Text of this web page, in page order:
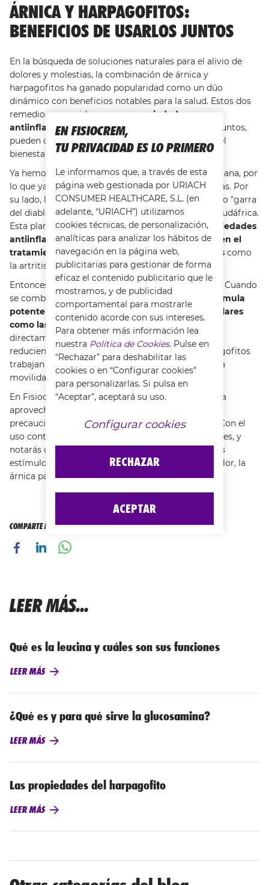
ÁRNICA Y HARPAGOFITOS:
BENEFICIOS DE USARLOS JUNTOS
En la búsqueda de soluciones naturales para el alivio de
dolores y molestias, la combinación de árnica y
harpagofitos ha ganado popularidad como un dúo
dinámico con beneficios notables para la salud. Estos dos
remedios, conocidos por suspropiedades
antiinflamatorias y analgésicas
, cuando se usan juntos,
pueden ofrecer una sinergia única que promueve el
bienestar físico.
Ya hemos hablado de para qué sirve la árnica montana, por
lo que ya conoces sus propiedades antiinflamatorias. Por
su lado, losharpagofitos, también conocidos como "garra
del diablo", provienen de una planta originaria de Sudáfrica.
Esta planta también ha sido elogiada por suspropiedades
antiinflamatorias y analgésicas, especialmente en el
tratamiento de condiciones en las articulaciones como
la artritis y el dolor.
Entonces ¿Para qué sirve la árnica y harpagofitos? Cuando
se combinan árnica y harpagofitos, se crea una
fórmula
potente que aborda tanto los problemas musculares
como las molestias articulares. La árnica actúa
directamente en los músculos, aliviando el dolor y
reduciendo la inflamación, mientras que los harpagofitos
trabajan para calmar las articulaciones y mejorar la
movilidad.
En Fisiocrem podrás encontrar geles de árnica para
aprovechar todos sus beneficios. Siempre con las
precauciones pertinentes, para evitar irritaciones. Con el
uso continuado de la árnica para hematomas, golpes, y
notarás cómo tus músculos reaccionan mejor a los
estímulos del entrenamiento. Y si experimentas dolor, la
árnica para los golpes ¡es perfecta!
COMPARTE ESTA PÁGINA CON TUS AMIGOS
LEER MÁS...
Qué es la leucina y cuáles son sus funciones
LEER MÁS
¿Qué es y para qué sirve la glucosamina?
LEER MÁS
Las propiedades del harpagofito
LEER MÁS
EN FISIOCREM,
TU PRIVACIDAD ES LO PRIMERO
Le informamos que, a través de esta
página web gestionada por URIACH
CONSUMER HEALTHCARE, S.L. (en
adelante, “URIACH”) utilizamos
cookies técnicas, de personalización,
analíticas para analizar los hábitos de
navegación en la página web,
publicitarias para gestionar de forma
eficaz el contenido publicitario que le
mostramos, y de publicidad
comportamental para mostrarle
contenido acorde con sus intereses.
Para obtener más información lea
nuestra Política de Cookies. Pulse en
“Rechazar” para deshabilitar las
cookies o en “Configurar cookies”
para personalizarlas. Si pulsa en
“Aceptar”, aceptará su uso.
Configurar cookies
RECHAZAR
ACEPTAR